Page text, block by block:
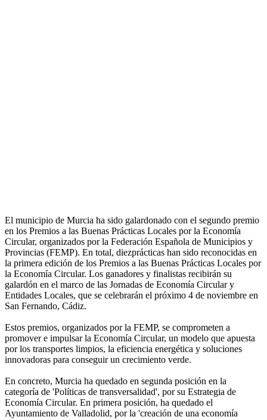
El municipio de Murcia ha sido galardonado con el segundo premio
en los Premios a las Buenas Prácticas Locales por la Economía
Circular, organizados por la Federación Española de Municipios y
Provincias (FEMP). En total, diezprácticas han sido reconocidas en
la primera edición de los Premios a las Buenas Prácticas Locales por
la Economía Circular. Los ganadores y finalistas recibirán su
galardón en el marco de las Jornadas de Economía Circular y
Entidades Locales, que se celebrarán el próximo 4 de noviembre en
San Fernando, Cádiz.
Estos premios, organizados por la FEMP, se comprometen a
promover e impulsar la Economía Circular, un modelo que apuesta
por los transportes limpios, la eficiencia energética y soluciones
innovadoras para conseguir un crecimiento verde.
En concreto, Murcia ha quedado en segunda posición en la
categoría de 'Políticas de transversalidad', por su Estrategia de
Economía Circular. En primera posición, ha quedado el
Ayuntamiento de Valladolid, por la 'creación de una economía